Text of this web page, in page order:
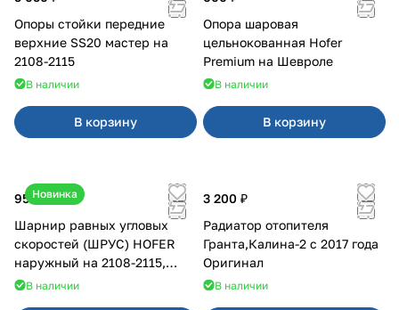
Опоры стойки передние
верхние SS20 мастер на
2108-2115
В наличии
В корзину
Опора шаровая
цельнокованная Hofer
Premium на Шевроле
В наличии
В корзину
Новинка
950 ₽
Шарнир равных угловых
скоростей (ШРУС) HOFER
наружный на 2108-2115,
2110-2112
В наличии
3 200 ₽
Радиатор отопителя
Гранта,Калина-2 с 2017 года
Оригинал
В наличии